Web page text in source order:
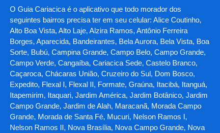
O Guia Cariacica é o aplicativo que todo morador dos
seguintes bairros precisa ter em seu celular: Alice Coutinho,
Alto Boa Vista, Alto Laje, Alzira Ramos, Antônio Ferreira
Borges, Aparecida, Bandeirantes, Bela Aurora, Bela Vista, Boa
Sorte, Bubú, Campina Grande, Campo Belo, Campo Grande,
Campo Verde, Cangaíba, Cariacica Sede, Castelo Branco,
Caçaroca, Chácaras União, Cruzeiro do Sul, Dom Bosco,
Expedito, Flexal I, Flexal II, Formate, Graúna, Itacibá, Itanguá,
Itapemirim, Itaquari, Jardim América, Jardim Botânico, Jardim
Campo Grande, Jardim de Alah, Maracanã, Morada Campo
Grande, Morada de Santa Fé, Mucuri, Nelson Ramos I,
Nelson Ramos II, Nova Brasília, Nova Campo Grande, Nova